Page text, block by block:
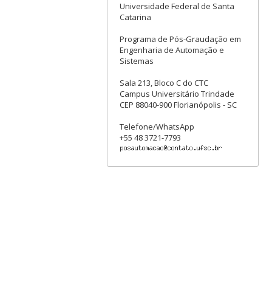
Universidade Federal de Santa
Catarina
Programa de Pós-Graudação em
Engenharia de Automação e
Sistemas
Sala 213, Bloco C do CTC
Campus Universitário Trindade
CEP 88040-900 Florianópolis - SC
Telefone/WhatsApp
+55 48 3721-7793